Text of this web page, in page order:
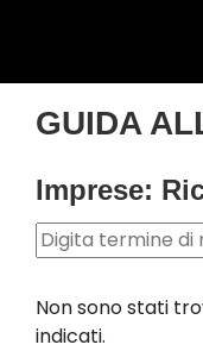
GUIDA
Imprese:
Non sono stati
indicati.